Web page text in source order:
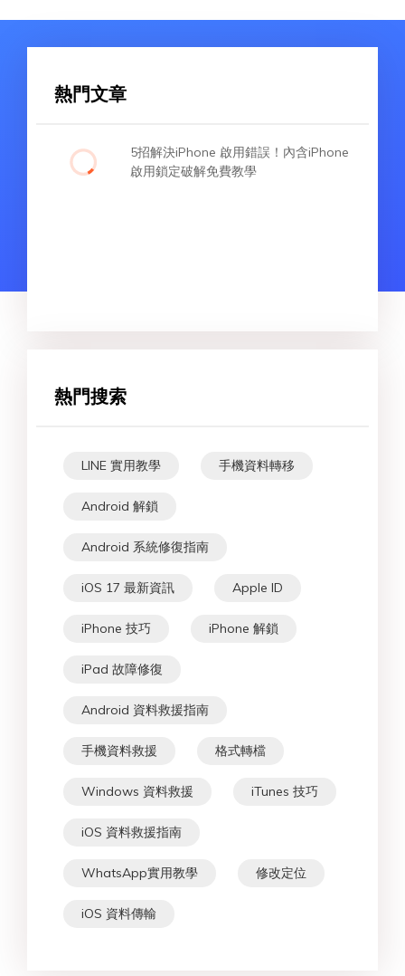
熱門文章
5招解決iPhone 啟用錯誤！內含iPhone
啟用鎖定破解免費教學
熱門搜索
LINE 實用教學 手機資料轉移
Android 解鎖
Android 系統修復指南
iOS 17 最新資訊 Apple ID
iPhone 技巧 iPhone 解鎖
iPad 故障修復
Android 資料救援指南
手機資料救援 格式轉檔
Windows 資料救援 iTunes 技巧
iOS 資料救援指南
WhatsApp實用教學 修改定位
iOS 資料傳輸